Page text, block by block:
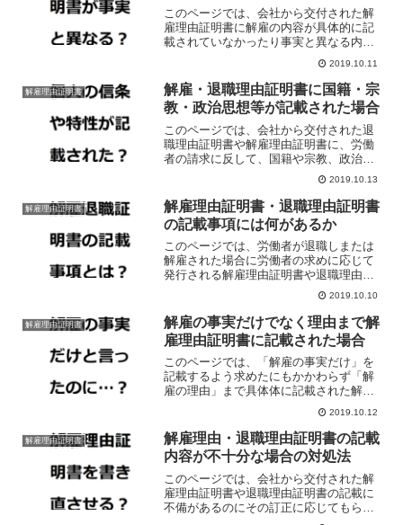
このページでは、会社から交付された解
雇理由証明書に解雇の内容が具体的に記
載されていなかったり事実と異なる内容
が記載されていた場合の対処法について
2019.10.11
解雇理由証明書
解雇・退職理由証明書に国籍・宗
教・政治思想等が記載された場合
このページでは、会社から交付された退
職理由証明書や解雇理由証明書に、労働
者の請求に反して、国籍や宗教、政治思
想や思想信条、病気や障害、性的特性な
どが記載された場合の対処法について解
説しています。
2019.10.13
解雇理由証明書
解雇理由証明書・退職理由証明書
の記載事項には何があるか
このページでは、労働者が退職しまたは
解雇された場合に労働者の求めに応じて
発行される解雇理由証明書や退職理由証
明書の記載事項について解説していま
2019.10.10
解雇理由証明書
解雇の事実だけでなく理由まで解
雇理由証明書に記載された場合
このページでは、「解雇の事実だけ」を
記載するよう求めたにもかかわらず「解
雇の理由」まで具体体に記載された解雇
理由証明書を交付された場合の対処法に
2019.10.12
解雇理由証明書
解雇理由・退職理由証明書の記載
内容が不十分な場合の対処法
このページでは、会社から交付された解
雇理由証明書や退職理由証明書の記載に
不備があるのにその訂正に応じてもらえ
ない場合の対処法について解説していま